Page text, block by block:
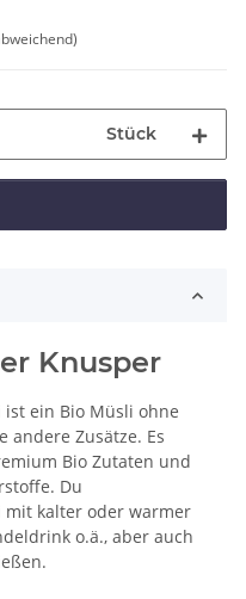
Stück
Knusper
ein Bio Müsli ohne
andere Zusätze. Es
Bio Zutaten und
Du
mit kalter oder warmer
o.ä., aber auch